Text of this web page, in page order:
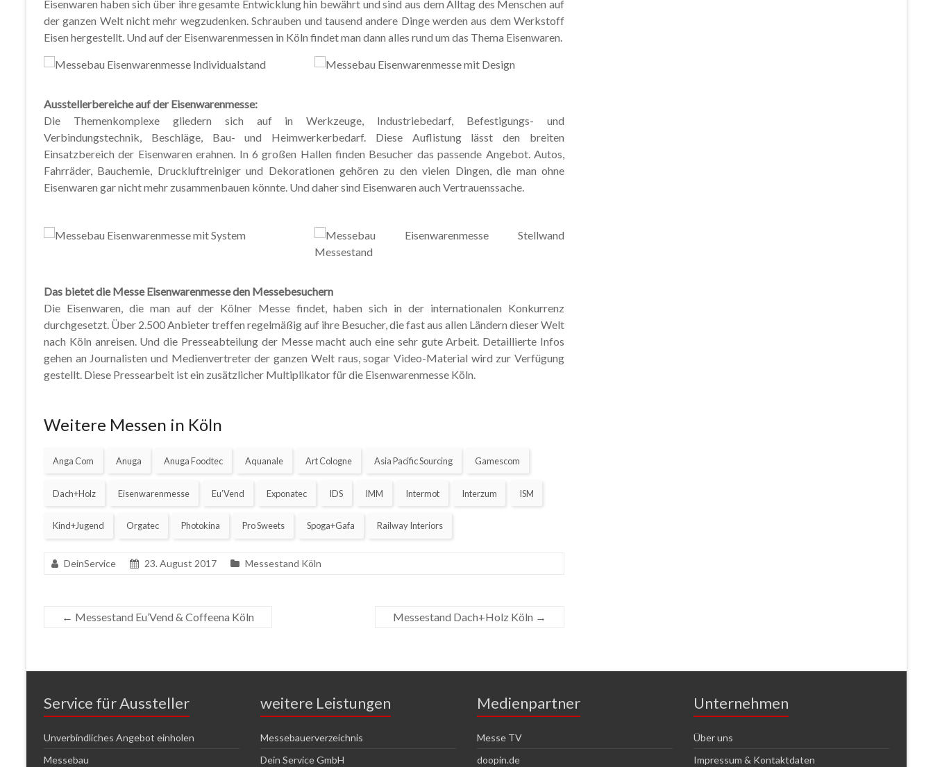
Eisenwaren haben sich über ihre gesamte Entwicklung hin bewährt und sind aus dem Alltag des Menschen auf
der ganzen Welt nicht mehr wegzudenken. Schrauben und tausend andere Dinge werden aus dem Werkstoff
Eisen hergestellt. Und auf der Eisenwarenmessen in Köln findet man dann alles rund um das Thema Eisenwaren.
Ausstellerbereiche auf der Eisenwarenmesse:
Die Themenkomplexe gliedern sich auf in Werkzeuge, Industriebedarf, Befestigungs- und
Verbindungstechnik, Beschläge, Bau- und Heimwerkerbedarf. Diese Auflistung lässt den breiten
Einsatzbereich der Eisenwaren erahnen. In 6 großen Hallen finden Besucher das passende Angebot. Autos,
Fahrräder, Bauchemie, Druckluftreiniger und Dekorationen gehören zu den vielen Dingen, die man ohne
Eisenwaren gar nicht mehr zusammenbauen könnte. Und daher sind Eisenwaren auch Vertrauenssache.
Das bietet die Messe Eisenwarenmesse den Messebesuchern
Die Eisenwaren, die man auf der Kölner Messe findet, haben sich in der internationalen Konkurrenz
durchgesetzt. Über 2.500 Anbieter treffen regelmäßig auf ihre Besucher, die fast aus allen Ländern dieser Welt
nach Köln anreisen. Und die Presseabteilung der Messe macht auch eine sehr gute Arbeit. Detaillierte Infos
gehen an Journalisten und Medienvertreter der ganzen Welt raus, sogar Video-Material wird zur Verfügung
gestellt. Diese Pressearbeit ist ein zusätzlicher Multiplikator für die Eisenwarenmesse Köln.
Weitere Messen in Köln
Anga Com Anuga Anuga Foodtec Aquanale Art Cologne Asia Pacific Sourcing Gamescom
Dach+Holz Eisenwarenmesse Eu’Vend Exponatec IDS IMM Intermot Interzum ISM
Kind+Jugend Orgatec Photokina Pro Sweets Spoga+Gafa Railway Interiors
DeinService 23. August 2017 Messestand Köln
← Messestand Eu’Vend & Coffeena Köln Messestand Dach+Holz Köln →
Service für Aussteller
Unverbindliches Angebot einholen
Messebau
weitere Leistungen
Messebauerverzeichnis
Dein Service GmbH
Medienpartner
Messe TV
doopin.de
Unternehmen
Über uns
Impressum & Kontaktdaten